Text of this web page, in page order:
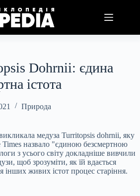
Dohrnii: єдина
істота
Природа
медуза Turritopsis dohrnii, яку
Times назвало "єдиною безсмертною
з усього світу докладніше вивчили
щоб зрозуміти, як їй вдається
живих істот процес старіння.